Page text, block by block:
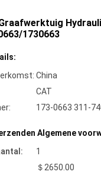
1730663
China
CAT
173-0663 311-
Algemene
1
＄2650.00